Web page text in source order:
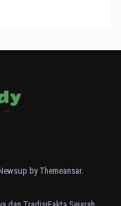
by Themeansar.